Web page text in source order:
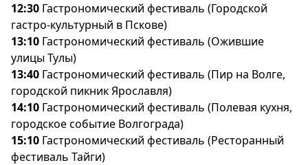
12:30 Гастрономический фестиваль (Городской
астро-культурный в Пскове)
13:10 Гастрономический фестиваль (Ожившие
улицы Тулы)
13:40 Гастрономический фестиваль (Пир на Волге,
ородской пикник Ярославля)
14:10 Гастрономический фестиваль (Полевая кухня,
ородское событие Волгограда)
15:10 Гастрономический фестиваль (Ресторанный
фестиваль Тайги)